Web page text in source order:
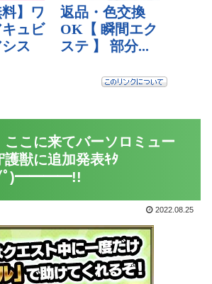
ここに来てバーソロミュー
獣に追加発表ｷﾀ
)━━━━!!
2022.08.25